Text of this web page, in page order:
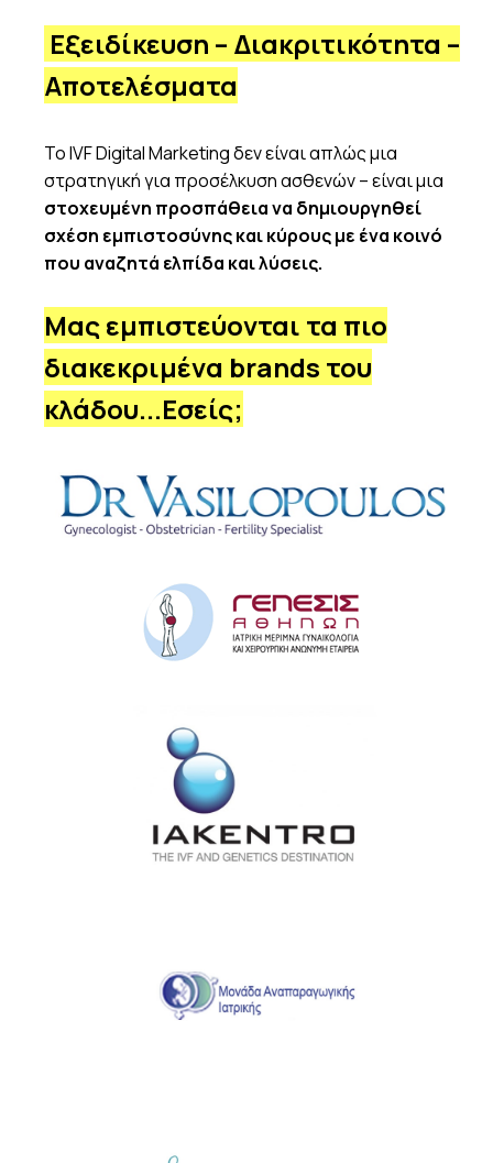
Εξειδίκευση – Διακριτικότητα –
Αποτελέσματα
Το IVF Digital Marketing δεν είναι απλώς μια
στρατηγική για προσέλκυση ασθενών – είναι μια
στοχευμένη προσπάθεια να δημιουργηθεί
σχέση εμπιστοσύνης και κύρους με ένα κοινό
που αναζητά ελπίδα και λύσεις.
Μας εμπιστεύονται τα πιο
διακεκριμένα brands του
κλάδου...Εσείς;